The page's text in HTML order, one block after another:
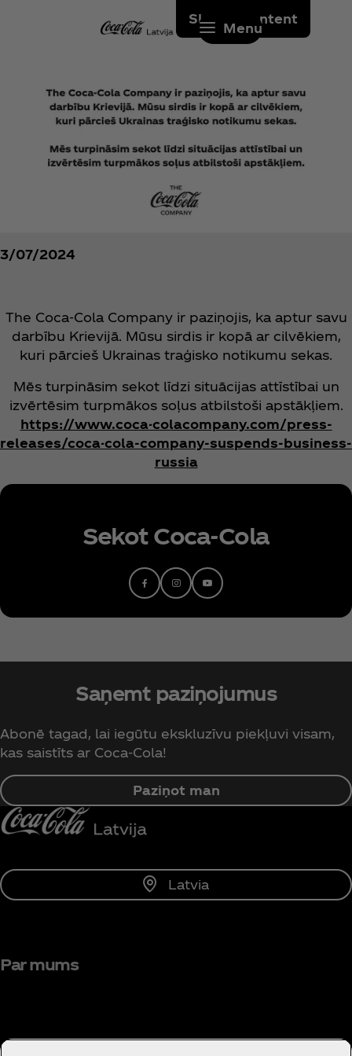
Skip to content
Menu
3/07/2024
The Coca‑Cola Company ir paziņojis, ka aptur savu
darbību Krievijā. Mūsu sirdis ir kopā ar cilvēkiem,
kuri pārcieš Ukrainas traģisko notikumu sekas.
Mēs turpināsim sekot līdzi situācijas attīstībai un
izvērtēsim turpmākos soļus atbilstoši apstākļiem.
https://www.coca-colacompany.com/press-
releases/coca-cola-company-suspends-business-
russia
Sekot Coca‑Cola
Saņemt paziņojumus
Abonē tagad, lai iegūtu ekskluzīvu piekļuvi visam,
kas saistīts ar Coca‑Cola!
Paziņot man
Latvia
Par mums